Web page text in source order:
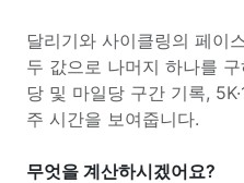
달리기와 사이클링의 페이
두 값으로 나머지 하나를
당 및 마일당 구간 기록,
주 시간을 보여줍니다.
무엇을 계산하시겠어요?